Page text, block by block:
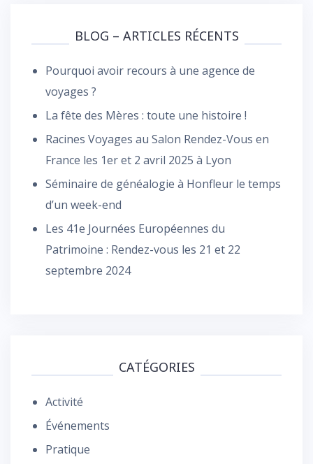
BLOG – ARTICLES RÉCENTS
Pourquoi avoir recours à une agence de
voyages ?
La fête des Mères : toute une histoire !
Racines Voyages au Salon Rendez-Vous en
France les 1er et 2 avril 2025 à Lyon
Séminaire de généalogie à Honfleur le temps
d’un week-end
Les 41e Journées Européennes du
Patrimoine : Rendez-vous les 21 et 22
septembre 2024
CATÉGORIES
Activité
Événements
Pratique